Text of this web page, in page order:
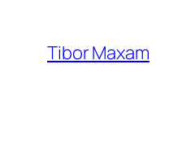
Inhalt
springen
Tibor Maxam